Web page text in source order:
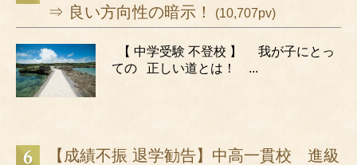
⇒ 良い方向性の暗示！
(10,707pv)
【 中学受験 不登校 】 我が子にとっ
ての 正しい道とは！ ...
【成績不振 退学勧告】中高一貫校 進級